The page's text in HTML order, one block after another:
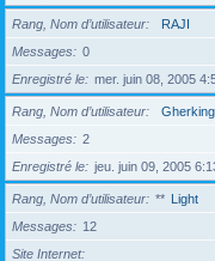
Rang, Nom d’utilisateur
RAJI
Messages
0
Enregistré le
mer. juin 08, 2005
Rang, Nom d’utilisateur
Gherking
Messages
2
Enregistré le
jeu. juin 09, 2005
Rang, Nom d’utilisateur ** Light
Messages
12
Site Internet